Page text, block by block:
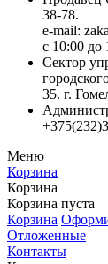
38-78.
e-mail:
с 10:00 до
Сектор
35. г.
Меню
Корзина
Корзина
Корзина пуста
Корзина
Отложенные
Контакты